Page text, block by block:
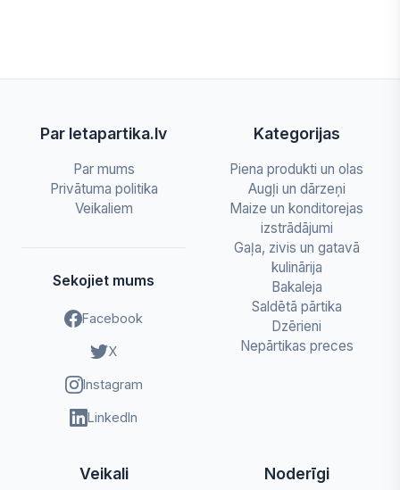
Par letapartika.lv
Par mums
Privātuma politika
Veikaliem
Sekojiet mums
Facebook
X
Instagram
LinkedIn
Kategorijas
Piena produkti un olas
Augļi un dārzeņi
Maize un konditorejas
izstrādājumi
Gaļa, zivis un gatavā
kulinārija
Bakaleja
Saldētā pārtika
Dzērieni
Nepārtikas preces
Veikali Noderīgi